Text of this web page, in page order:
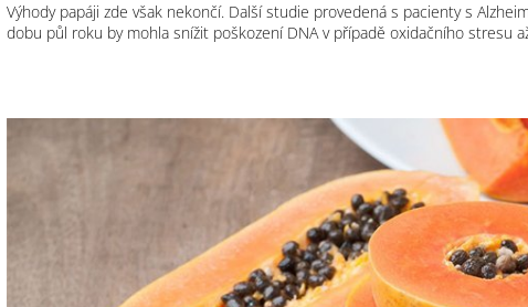
Výhody papáji zde však nekončí. Další studie provedená s pacienty s
dobu půl roku by mohla snížit poškození DNA v případě oxidačního stresu